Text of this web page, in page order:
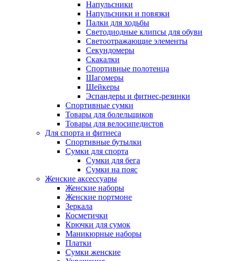
Напульсники
Напульсники и повязки
Палки для ходьбы
Светодиодные клипсы для обуви
Светоотражающие элементы
Секундомеры
Скакалки
Спортивные полотенца
Шагомеры
Шейкеры
Эспандеры и фитнес-резинки
Спортивные сумки
Товары для болельщиков
Товары для велосипедистов
Для спорта и фитнеса
Спортивные бутылки
Сумки для спорта
Сумки для бега
Сумки на пояс
Женские аксессуары
Женские наборы
Женские портмоне
Зеркала
Косметички
Крючки для сумок
Маникюрные наборы
Платки
Сумки женские